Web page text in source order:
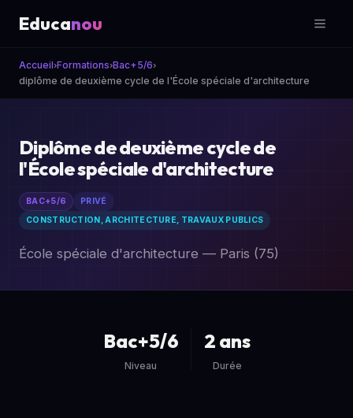
Educanou
Accueil Formations Bac+5/6
diplôme de deuxième cycle de l'École spéciale d'architecture
Diplôme de deuxième cycle de
l'École spéciale d'architecture
BAC+5/6
PRIVÉ
CONSTRUCTION, ARCHITECTURE, TRAVAUX PUBLICS
École spéciale d'architecture — Paris (75)
Bac+5/6
Niveau
2 ans
Durée